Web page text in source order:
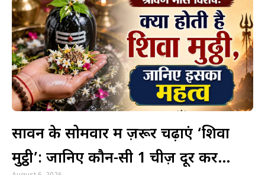
सावन के सोमवार में ज़रूर चढ़ाएं ‘शिवा
मुट्ठी’: जानिए कौन-सी 1 चीज़ दूर कर